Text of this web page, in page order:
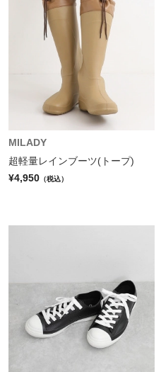
MILADY
超軽量レインブーツ(トープ)
¥4,950 （税込）